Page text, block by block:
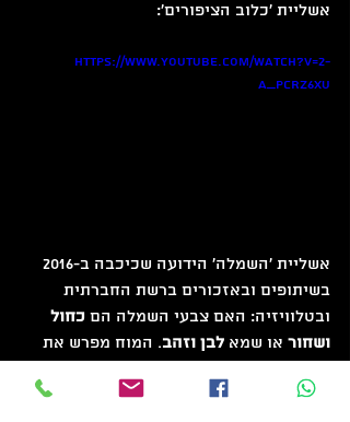
אשליית 'כלוב הציפורים':
https://www.youtube.com/watch?v=2-
A_Pcrz6xU
בשיתופים ובאזכורים ברשת החברתית
ובטלוויזיה: האם צבעי השמלה הם כחול
ושחור או שמא לבן וזהב. המוח מפרש את
הקיימים ברקע.